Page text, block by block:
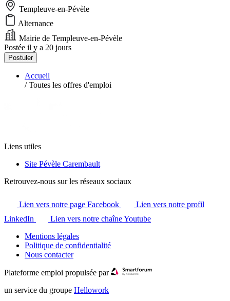
Templeuve-en-Pévèle
Alternance
Mairie de Templeuve-en-Pévèle
Postée il y a 20 jours
Postuler
Accueil
/ Toutes les offres d'emploi
Liens utiles
Site Pévèle Carembault
Retrouvez-nous sur les réseaux sociaux
Lien vers notre page Facebook
Lien vers notre profil
LinkedIn
Lien vers notre chaîne Youtube
Mentions légales
Politique de confidentialité
Nous contacter
Plateforme emploi propulsée par
un service du groupe Hellowork